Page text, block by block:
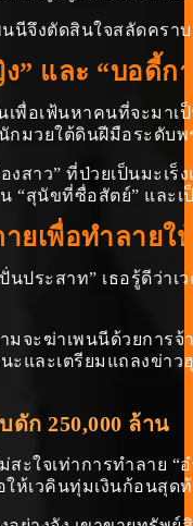
นีจึงตัดสินใจสลัดครา
” และ “บอดี้ก
เพื่อเฟ้นหาคนที่จะมา
กมวยใต้ดินฝีมือระดับพ
งสาว” ที่ป่วยเป็นมะเ
“สุนัขที่ซื่อสัตย์” และ
ยเพื่อทำลายใ
นประสาท” เธอรู้ดีว่า
จะฆ่าเพนนีด้วยการ
นะและเตรียมแถลงข่
ดัก 250,000 ล้าน
ะใจเท่าการทำลาย
ให้เวคินทุ่มเงินก้อนสุด